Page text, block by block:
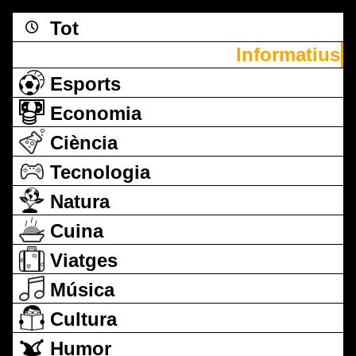
Tot
Informatius
Esports
Economia
Ciència
Tecnologia
Natura
Cuina
Viatges
Música
Cultura
Humor